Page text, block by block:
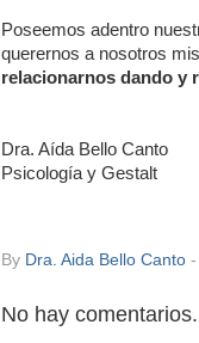
Poseemos adentro
querernos a nosotros
relacionarnos dando y
Dra. Aída Bello Canto
Psicología y Gestalt
By Dra. Aida Bello Canto -
No hay